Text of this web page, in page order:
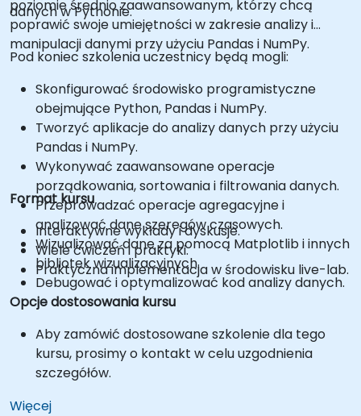
danych w Pythonie.
poziomie średnio zaawansowanym, którzy chcą
poprawić swoje umiejętności w zakresie analizy i
manipulacji danymi przy użyciu Pandas i NumPy.
Pod koniec szkolenia uczestnicy będą mogli:
Skonfigurować środowisko programistyczne
obejmujące Python, Pandas i NumPy.
Tworzyć aplikacje do analizy danych przy użyciu
Pandas i NumPy.
Wykonywać zaawansowane operacje
porządkowania, sortowania i filtrowania danych.
Przeprowadzać operacje agregacyjne i
analizować dane szeregów czasowych.
Wizualizować dane za pomocą Matplotlib i innych
bibliotek wizualizacyjnych.
Debugować i optymalizować kod analizy danych.
Format kursu
Interaktywne wykłady i dyskusje.
Wiele ćwiczeń i praktyki.
Praktyczna implementacja w środowisku live-lab.
Opcje dostosowania kursu
Aby zamówić dostosowane szkolenie dla tego
kursu, prosimy o kontakt w celu uzgodnienia
szczegółów.
Więcej